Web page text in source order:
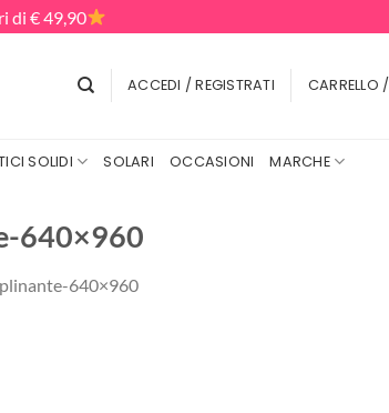
di € 49,90
ACCEDI / REGISTRATI CARRELLO /
SOLIDI SOLARI OCCASIONI MARCHE
640×960
640×960